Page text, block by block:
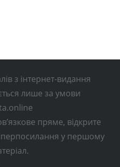
з інтернет-видання
лише за умови
пряме, відкрите
у першому